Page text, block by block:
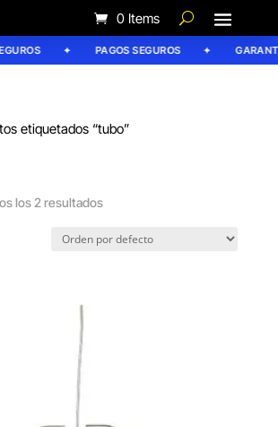
0 Items
PAGOS SEGUROS
etiquetados “tubo”
los 2 resultados